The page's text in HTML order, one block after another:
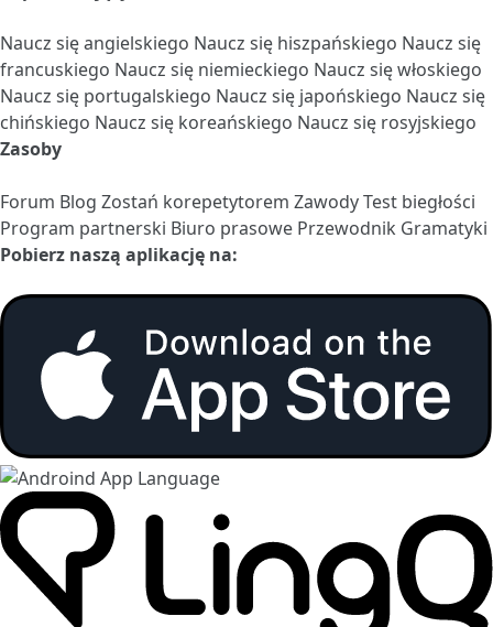
Naucz się angielskiego Naucz się hiszpańskiego Naucz się
francuskiego Naucz się niemieckiego Naucz się włoskiego
Naucz się portugalskiego Naucz się japońskiego Naucz się
chińskiego Naucz się koreańskiego Naucz się rosyjskiego
Zasoby
Forum Blog Zostań korepetytorem ZawodyTest biegłości
Program partnerski Biuro prasowe Przewodnik Gramatyki
Pobierz naszą aplikację na: